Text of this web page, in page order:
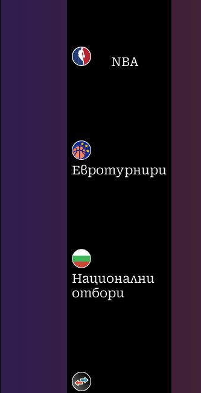
NBA
Евротурнири
Национални
отбори